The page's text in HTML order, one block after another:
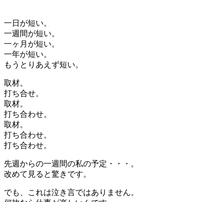
一日が短い。
一週間が短い。
一ヶ月が短い。
一年が短い。
もうとりあえず短い。
取材。
打ち合せ。
取材。
打ち合わせ。
取材。
打ち合わせ。
打ち合わせ。
先週からの一週間の私の予定・・・。
改めて見ると驚きです。
でも、これは泣き言ではありません。